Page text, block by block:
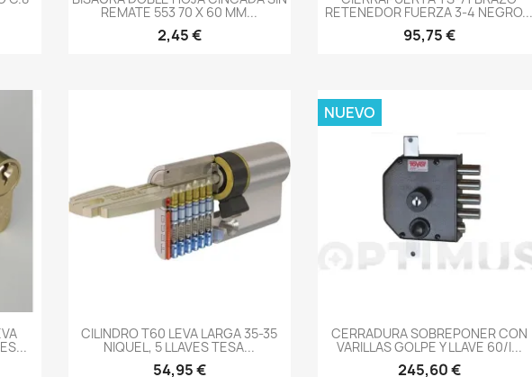
REMATE 553 70 X 60 MM...
2,45 €
RETENEDOR FUERZA 3-4 NEGRO...
95,75 €
-->
CILINDRO T60 LEVA LARGA 35-35
NIQUEL, 5 LLAVES TESA...
54,95 €
-->
CERRADURA SOBREPONER CON
VARILLAS GOLPE Y LLAVE 60/I...
245,60 €
NUEVO